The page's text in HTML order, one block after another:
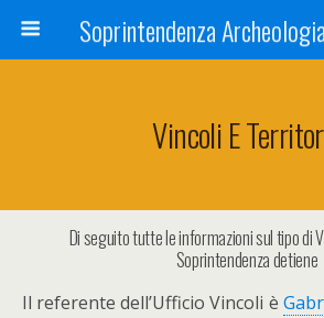
Vincoli E
Di seguito tutte le informazioni sul tipo di
Soprintendenza detiene
Il referente dell’Ufficio Vincoli è